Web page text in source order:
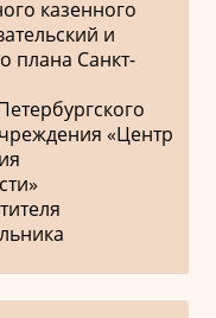
казенного
и
плана Санкт-
«Центр